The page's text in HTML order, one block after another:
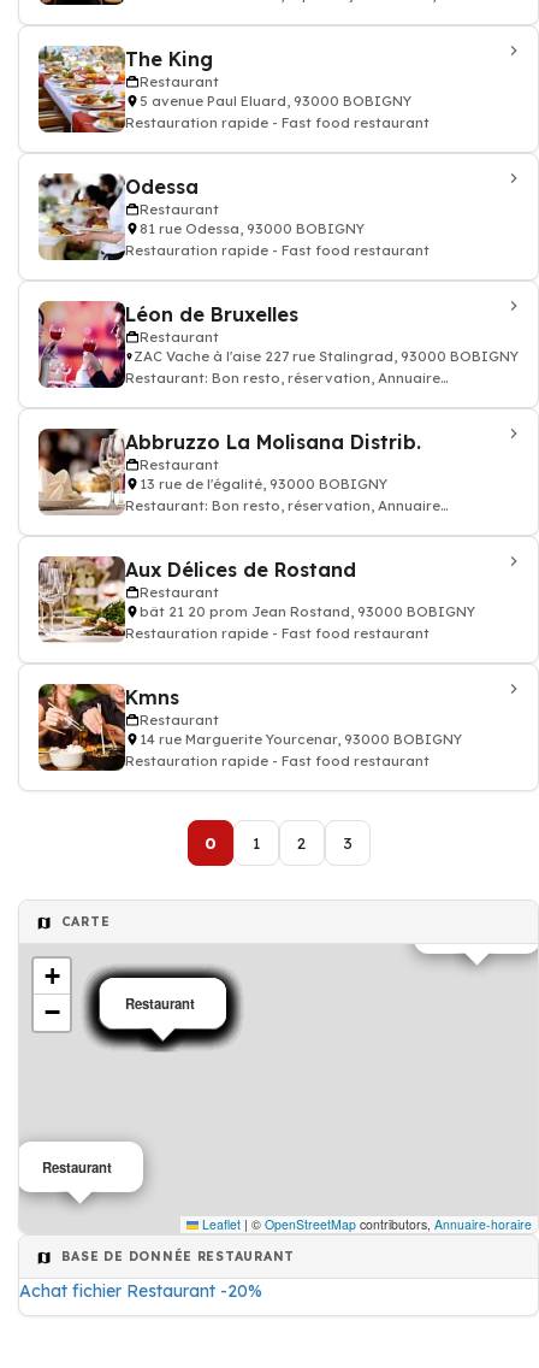
The King
Restaurant
5 avenue Paul Eluard, 93000 BOBIGNY
Restauration rapide - Fast food restaurant
Odessa
Restaurant
81 rue Odessa, 93000 BOBIGNY
Restauration rapide - Fast food restaurant
Léon de Bruxelles
Restaurant
ZAC Vache à l'aise 227 rue Stalingrad, 93000 BOBIGNY
Restaurant: Bon resto, réservation, Annuaire
Abbruzzo La Molisana Distrib.
Restaurant
13 rue de l'égalité, 93000 BOBIGNY
Restaurant: Bon resto, réservation, Annuaire
Aux Délices de Rostand
Restaurant
bât 21 20 prom Jean Rostand, 93000 BOBIGNY
Restauration rapide - Fast food restaurant
Kmns
Restaurant
14 rue Marguerite Yourcenar, 93000 BOBIGNY
Restauration rapide - Fast food restaurant
0 1 2 3
CARTE
Restaurant
Restaurant
Restaurant
Restaurant
Restaurant
Restaurant
Restaurant
Restaurant
Restaurant
Restaurant
Restaurant
Restaurant
Restaurant
Restaurant
Restaurant
Restaurant
Restaurant
Restaurant
Restaurant
+
−
Leaflet | © OpenStreetMap contributors, Annuaire-horaire
BASE DE DONNÉE RESTAURANT
Achat fichier Restaurant -20%